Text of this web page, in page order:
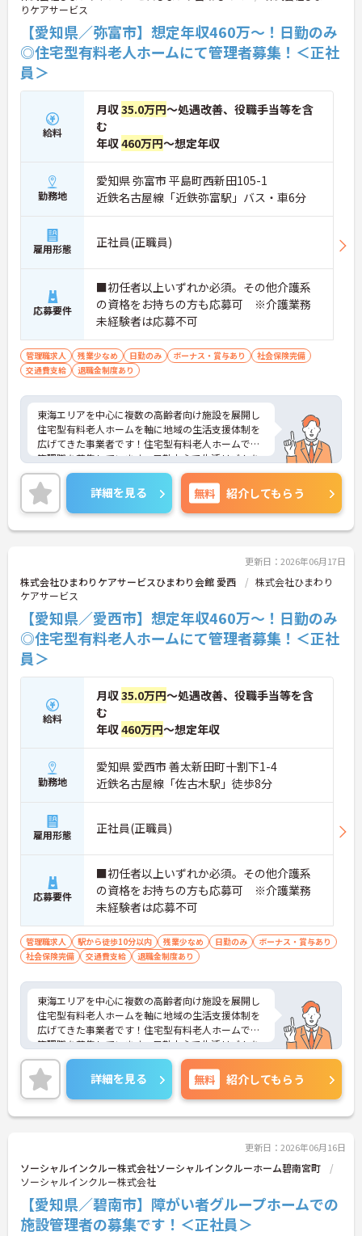
し、安定した環境でキャリアを築きたい方をお待ち
しています。ご興味のある方は詳細等をお伝えしま
すので、お気軽にお問い合わせください。
りケアサービス
【愛知県／弥富市】想定年収460万～！日勤のみ
◎住宅型有料老人ホームにて管理者募集！＜正社
員＞
給料
月収35.0万円～処遇改善、役職手当等を含
む
年収460万円～想定年収
勤務地
愛知県 弥富市 平島町西新田105-1
近鉄名古屋線「近鉄弥富駅」バス・車6分
雇用形態 正社員(正職員)
応募要件
■初任者以上いずれか必須。その他介護系
の資格をお持ちの方も応募可 ※介護業務
未経験者は応募不可
管理職求人 残業少なめ 日勤のみ ボーナス・賞与あり
社会保険完備
交通費支給
退職金制度あり
東海エリアを中心に複数の高齢者向け施設を展開し
住宅型有料老人ホームを軸に地域の生活支援体制を
広げてきた事業者です！住宅型有料老人ホームでの
管理職を募集しています。日勤中心で生活リズムを
整えながら働きやすい勤務設計です◎施設運営の視
点を広げながら経験を積めるため段階的なスキル習
得に繋がり、複数拠点展開による柔軟なキャリア形
成が見込める環境です！各施設では入居者の日常生
活を支える基本的な介護だけでなく、健康面に不安
機関や専門職との連携を常時確保しています。地域
の高齢化に伴うニーズに応える形で、医療と介護の
橋渡しを担う存在としての役割を果たしている法人
です。ご興味のある方には、面接対策ポイントなど
さらに詳細をお話いたしますので、お気軽にご相談
ください。
詳細を見る 無料 紹介してもらう
更新日：2026年06月17日
株式会社ひまわりケアサービスひまわり会館 愛西
株式会社ひまわり
ケアサービス
【愛知県／愛西市】想定年収460万～！日勤のみ
◎住宅型有料老人ホームにて管理者募集！＜正社
員＞
給料
月収35.0万円～処遇改善、役職手当等を含
む
年収460万円～想定年収
勤務地
愛知県 愛西市 善太新田町十割下1-4
近鉄名古屋線「佐古木駅」徒歩8分
雇用形態 正社員(正職員)
応募要件
■初任者以上いずれか必須。その他介護系
の資格をお持ちの方も応募可 ※介護業務
未経験者は応募不可
管理職求人 駅から徒歩10分以内 残業少なめ 日勤のみ
ボーナス・賞与あり
社会保険完備
交通費支給 退職金制度あり
東海エリアを中心に複数の高齢者向け施設を展開し
住宅型有料老人ホームを軸に地域の生活支援体制を
広げてきた事業者です！住宅型有料老人ホームでの
管理職を募集しています。日勤中心で生活リズムを
整えながら働きやすい勤務設計です◎施設運営の視
点を広げながら経験を積めるため段階的なスキル習
得に繋がり、複数拠点展開による柔軟なキャリア形
成が見込める環境です！各施設では入居者の日常生
活を支える基本的な介護だけでなく、健康面に不安
機関や専門職との連携を常時確保しています。地域
の高齢化に伴うニーズに応える形で、医療と介護の
橋渡しを担う存在としての役割を果たしている法人
です。ご興味のある方には、面接対策ポイントなど
さらに詳細をお話いたしますので、お気軽にご相談
ください。
詳細を見る 無料 紹介してもらう
更新日：2026年06月16日
ソーシャルインクルー株式会社ソーシャルインクルーホーム碧南宮町
ソーシャルインクルー株式会社
【愛知県／碧南市】障がい者グループホームでの
施設管理者の募集です！＜正社員＞